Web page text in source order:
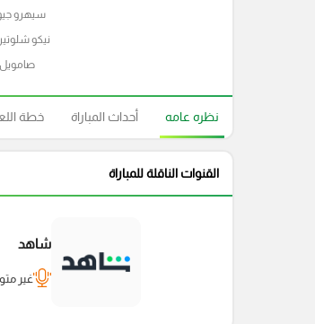
سيهرو
نيكو
صامويل
نظره عامه أحداث المباراة خطة
القنوات الناقلة للمباراة
شاهد
غير